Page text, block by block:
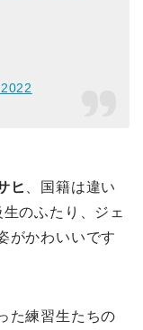
ヒ
、国籍は違い
のふたり、ジェ
がかわいいです
た練習生たちの